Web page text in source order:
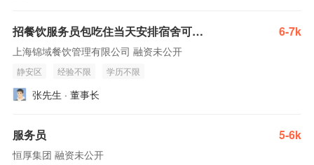
招餐饮服务员包吃住当天安排宿舍可预支宿舍近伙食好 6-7k
上海锦域餐饮管理有限公司 融资未公开
静安区 经验不限 学历不限
张先生 · 董事长
服务员 5-6k
恒厚集团 融资未公开